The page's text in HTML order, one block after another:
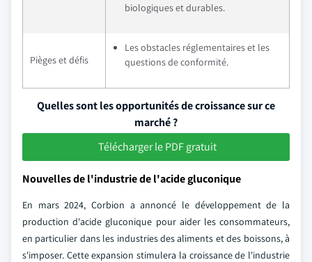
biologiques et durables.
Pièges et défis
Les obstacles réglementaires et les
questions de conformité.
Quelles sont les opportunités de croissance sur ce
marché ?
Télécharger le PDF gratuit
Nouvelles de l'industrie de l'acide gluconique
En mars 2024, Corbion a annoncé le développement de la
production d'acide gluconique pour aider les consommateurs,
en particulier dans les industries des aliments et des boissons, à
s'imposer. Cette expansion stimulera la croissance de l'industrie